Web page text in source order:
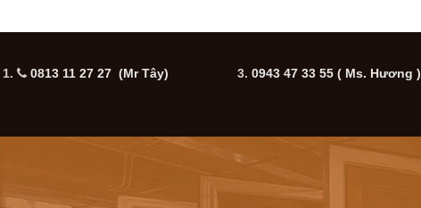
1. 0813 11 27 27 (Mr Tây) 3. 0943 47 33 55( Ms. Hương )